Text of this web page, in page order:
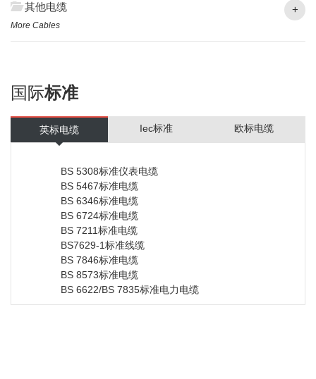
其他电缆 +
More Cables
国际标准
英标电缆 Iec标准 欧标电缆
BS 5308标准仪表电缆
BS 5467标准电缆
BS 6346标准电缆
BS 6724标准电缆
BS 7211标准电缆
BS7629-1标准线缆
BS 7846标准电缆
BS 8573标准电缆
BS 6622/BS 7835标准电力电缆